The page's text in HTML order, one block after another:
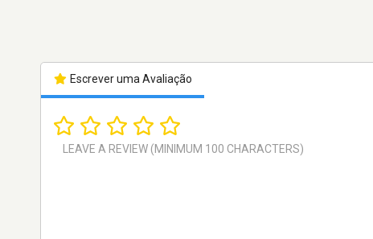
Escrever uma Avaliação